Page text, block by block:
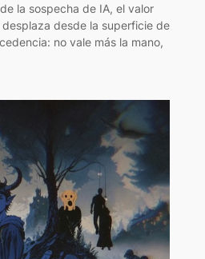
la sospecha de IA, el valor
desde la superficie de
no vale más la mano,